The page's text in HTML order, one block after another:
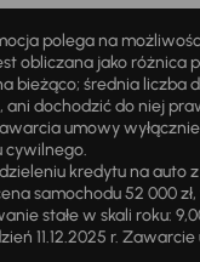
polega na
obliczana jako różnica
bieżąco; średnia liczba
dochodzić do niej
umowy
cywilnego.
kredytu na auto
samochodu 52 000
stałe w skali roku:
11.12.2025 r.